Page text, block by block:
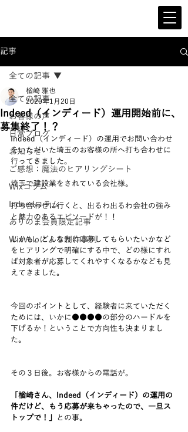
記事
全ての記事
お客様の声
日常ブログ
お知らせ
ご感想：魔法のヒアリングシート
Wixコラム
Indeedコラム
ありのま会員限定記事
WixVeloによる制作事例
全ての記事
Indeed（インディード）運用開始前に、
募集終了！？
楢崎 雅也
2020年1月20日
Indeed（インディード）の運用でお問い合わせ
をいただいた埼玉のお客様の所へ打ち合わせに
行ってきました。
埼玉で建設業をされている会社様。
打ち合わせに行くと、出るわ出るわ会社の強み
と魅力のあるエピソードが！！
しかも、どんな方に応募してもらいたいかなど
をヒアリングで明確にする中で、どの様にすれ
ば対象者が応募してくれやすくなるかなども見
えてきました。
今回のポイントとして、経験者に来ていただく
ためには、いかに●●●●の部分のハードルを
下げるか！ということで方向性も決まりまし
た。
その３日後。お客様からの電話が。
「楢崎さん、Indeed（インディード）の運用の
件だけど、もう応募が来ちゃったので、一旦ス
トップで！」
との事。